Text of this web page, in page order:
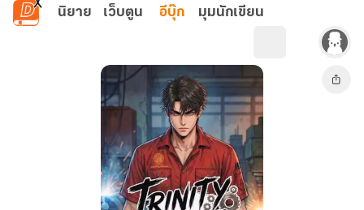
ข้ามไปยังเนื้อหาหลัก
นิยาย เว็บตูน อีบุ๊ก มุมนักเขียน